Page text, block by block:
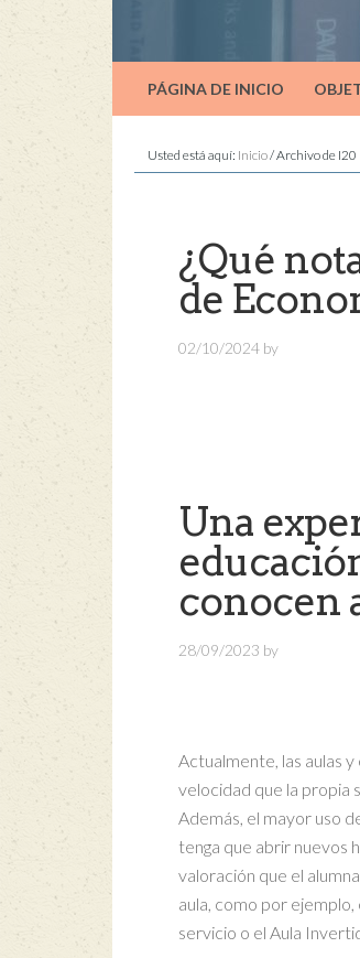
PÁGINA DE INICIO
Usted está aquí: Inicio/Archivo de I20
¿Qué
de
02/10/2024 by
Una
conocen
28/09/2023 by
Actualmente, las aulas
velocidad que la propia
Además, el mayor uso
tenga que abrir nuevos
valoración que el
aula, como por
servicio o el Aula